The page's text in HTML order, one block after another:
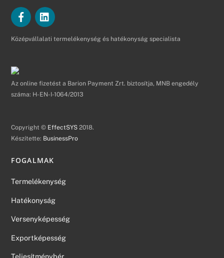
Középvállalati termelékenység és hatékonyság specialista
Az online fizetést a Barion Payment Zrt. biztosítja, MNB engedély
száma: H-EN-I-1064/2013
Copyright © EffectSYS 2018.
Készítette: BusinessPro
FOGALMAK
Termelékenység
Hatékonyság
Versenyképesség
Exportképesség